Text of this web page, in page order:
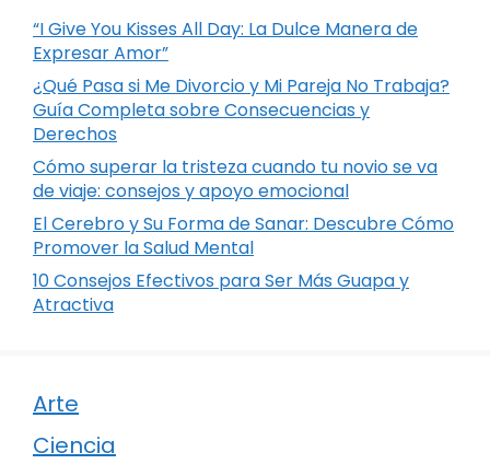
“I Give You Kisses All Day: La Dulce Manera de
Expresar Amor”
¿Qué Pasa si Me Divorcio y Mi Pareja No Trabaja?
Guía Completa sobre Consecuencias y
Derechos
Cómo superar la tristeza cuando tu novio se va
de viaje: consejos y apoyo emocional
El Cerebro y Su Forma de Sanar: Descubre Cómo
Promover la Salud Mental
10 Consejos Efectivos para Ser Más Guapa y
Atractiva
Arte
Ciencia